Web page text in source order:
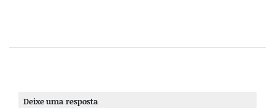
Deixe uma resposta